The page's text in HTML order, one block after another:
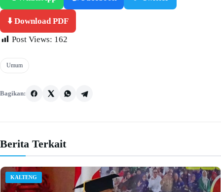
⬇️ Download PDF
Post Views: 162
Umum
Bagikan:
Berita Terkait
KALTENG